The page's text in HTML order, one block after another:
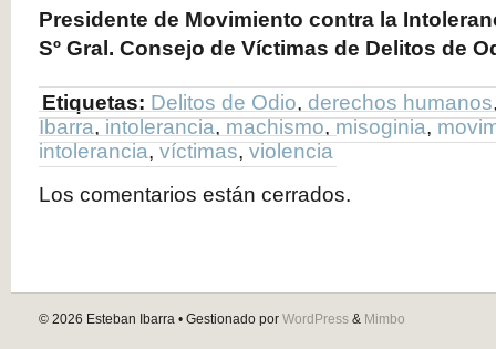
Presidente de Movimiento contra la
Sº Gral. Consejo de Víctimas de Delitos de
Etiquetas: Delitos de Odio, derechos humanos
Ibarra,intolerancia,machismo,misoginia,
intolerancia,víctimas,violencia
Los comentarios están cerrados.
© 2026 Esteban Ibarra • Gestionado por WordPress & Mimbo